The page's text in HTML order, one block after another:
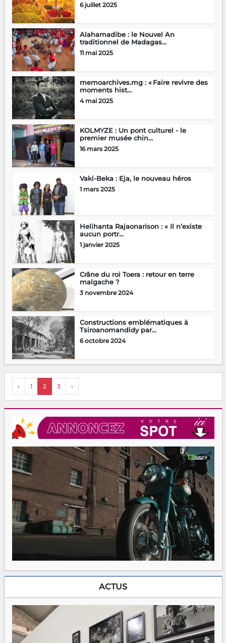
6 juillet 2025
Alahamadibe : le Nouvel An
traditionnel de Madagas...
11 mai 2025
memoarchives.mg : « Faire revivre des
moments hist...
4 mai 2025
KOLMYZE : Un pont culturel - le
premier musée chin...
16 mars 2025
Vaki-Beka : Eja, le nouveau héros
1 mars 2025
Helihanta Rajaonarison : « Il n’existe
aucun portr...
1 janvier 2025
Crâne du roi Toera : retour en terre
malgache ?
3 novembre 2024
Constructions emblématiques à
Tsiroanomandidy par...
6 octobre 2024
‹ 1 2 3 ›
ACTUS